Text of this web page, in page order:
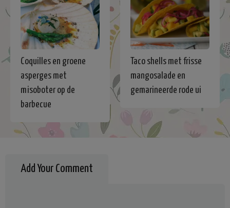
Coquilles en groene
asperges met
misoboter op de
barbecue
Taco shells met frisse
mangosalade en
gemarineerde rode ui
Add Your Comment